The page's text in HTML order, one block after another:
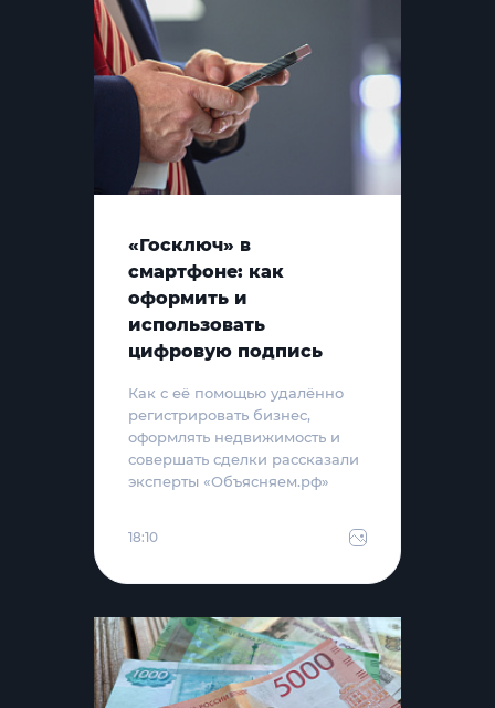
«Госключ» в
смартфоне: как
оформить и
использовать
цифровую подпись
Как с её помощью удалённо
регистрировать бизнес,
оформлять недвижимость и
совершать сделки рассказали
эксперты «Объясняем.рф»
18:10